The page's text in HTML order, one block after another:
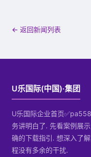
← 返回新闻列表
U乐国际(中国)·集团
U乐国际企业首页
务讲明白了. 先看案例展
确的下载指引. 想深入了
程没有多余的干扰.